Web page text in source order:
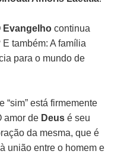
Evangelho continua
também: A família
para o mundo de
“sim” está firmemente
amor de Deus é seu
da mesma, que é
à união entre o homem e